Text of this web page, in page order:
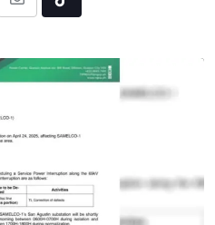
Share
Email
Tiktok